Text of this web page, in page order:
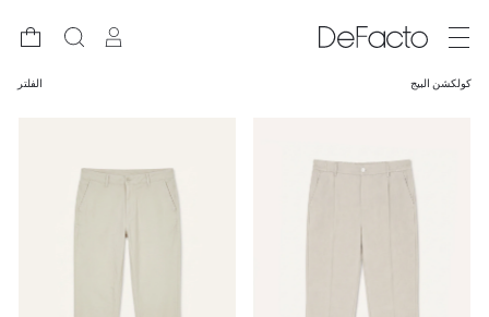
كولكشن البيج الفلتر